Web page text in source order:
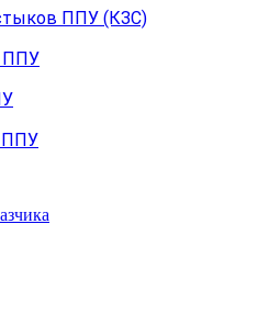
ППУ (КЗС)
ППУ
ППУ